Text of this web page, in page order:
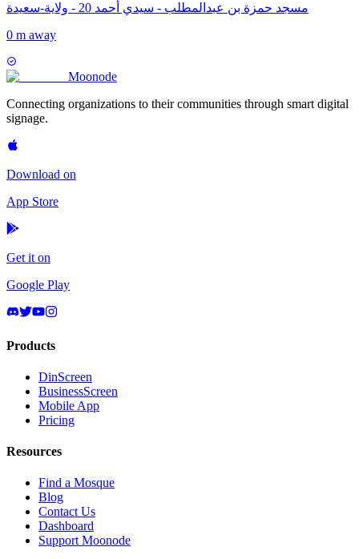
مسجد حمزة بن عبدالمطلب - سيدي أحمد 20 - ولاية-سعيدة
0 m away
Moonode
Connecting organizations to their communities through smart digital
signage.
Download on
App Store
Get it on
Google Play
Products
DinScreen
BusinessScreen
Mobile App
Pricing
Resources
Find a Mosque
Blog
Contact Us
Dashboard
Support Moonode